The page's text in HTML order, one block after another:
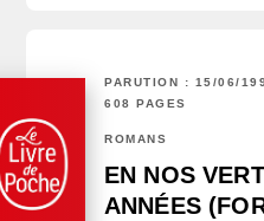
PARUTION : 15/06/
608 PAGES
ROMANS
EN NOS
ANNÉES